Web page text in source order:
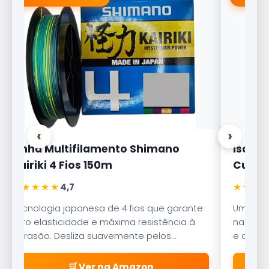
‹
Linha Multifilamento Shimano
Kairiki 4 Fios 150m
★★★★★4,7
Tecnologia japonesa de 4 fios que garante
zero elasticidade e máxima resistência à
abrasão. Desliza suavemente pelos
passadores.
Isca
Uma
nado
e o
pesca.
›